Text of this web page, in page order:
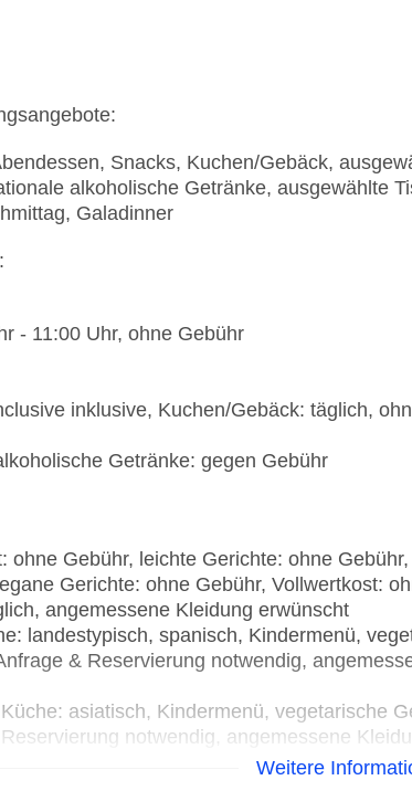
Snacks, Kuchen/Gebäck,
alkoholische Getränke, ausgewählte
Galadinner
- 11:00 Uhr, ohne Gebühr
inklusive, Kuchen/Gebäck: täglich,
Getränke: gegen Gebühr
ohne Gebühr, leichte Gerichte: ohne Gebühr,
Gerichte: ohne Gebühr, Vollwertkost:
angemessene Kleidung erwünscht
landestypisch, spanisch, Kindermenü,
& Reservierung notwendig,
asiatisch, Kindermenü, vegetarische
notwendig, angemessene
Weitere